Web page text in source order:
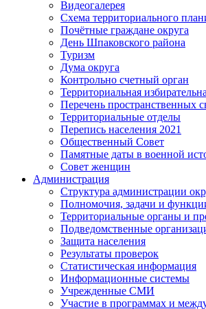
Видеогалерея
Схема территориального
Почётные граждане округа
День Шпаковского района
Туризм
Дума округа
Контрольно счетный орган
Территориальная
Перечень пространственных
Территориальные отделы
Перепись населения 2021
Общественный Совет
Памятные даты в военной
Совет женщин
Администрация
Структура администрации
Полномочия, задачи и
Территориальные органы и
Подведомственные
Защита населения
Результаты проверок
Статистическая информация
Информационные системы
Учрежденные СМИ
Участие в программах и